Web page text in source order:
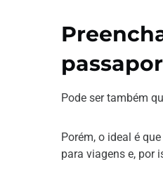
Pode ser também
Porém, o ideal é
para viagens e, por